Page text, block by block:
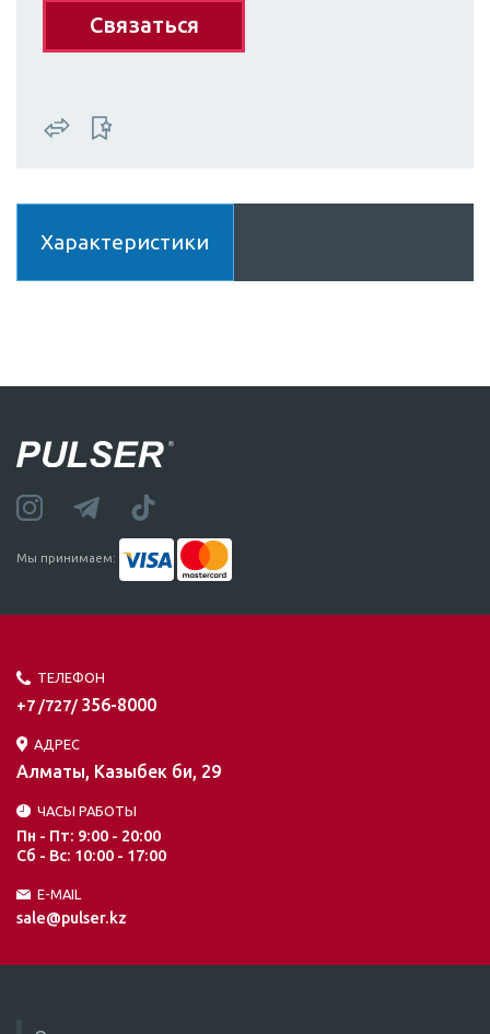
Связаться
Характеристики
Мы принимаем:
ТЕЛЕФОН
+7 /727/ 356-8000
АДРЕС
Алматы, Казыбек би, 29
ЧАСЫ РАБОТЫ
Пн - Пт: 9:00 - 20:00
Сб - Вс: 10:00 - 17:00
E-MAIL
sale@pulser.kz